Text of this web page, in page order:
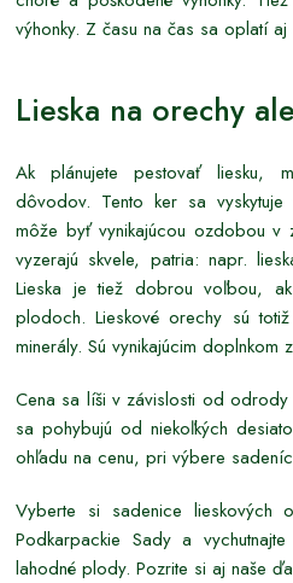
výhonky. Z času na čas sa oplatí
Lieska na orechy
Ak plánujete pestovať liesku,
dôvodov. Tento ker sa
môže byť vynikajúcou ozdobou v
vyzerajú skvele, patria: napr.
Lieska je tiež dobrou voľbou,
plodoch. Lieskové orechy sú
minerály. Sú vynikajúcim doplnkom
Cena sa líši v závislosti od odrody
sa pohybujú od niekoľkých
ohľadu na cenu, pri výbere
Vyberte si sadenice lieskových
Podkarpackie Sady a
lahodné plody. Pozrite si aj naše